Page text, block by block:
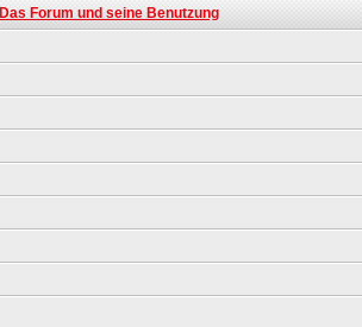
Das Forum und seine Benutzung